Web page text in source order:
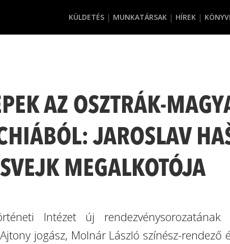
KÜLDETÉS MUNKATÁRSAK HÍREK
AZ OSZTRÁK-
JAROSLAV
MEGALKOTÓJA
Intézet új rendezvénysorozatának
jogász, Molnár László színész-rendező